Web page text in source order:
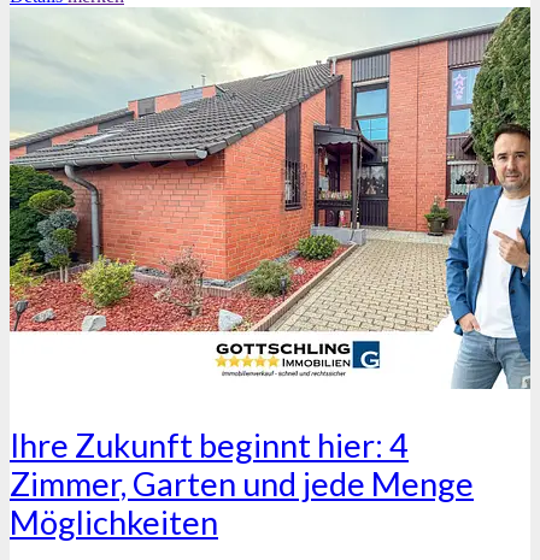
Ihre Zukunft beginnt hier: 4
Zimmer, Garten und jede Menge
Möglichkeiten